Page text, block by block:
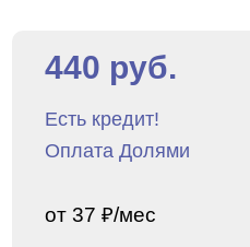
440 руб.
Есть кредит!
Оплата Долями
от 37 ₽/мес